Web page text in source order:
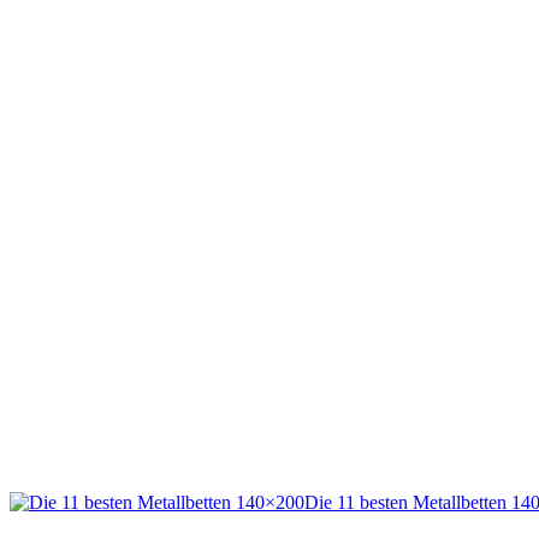
Die 11 besten Metallbetten